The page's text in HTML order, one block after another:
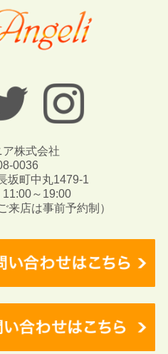
株式会社
0036
坂町中丸1479-1
～19:00
来店は事前予約制）